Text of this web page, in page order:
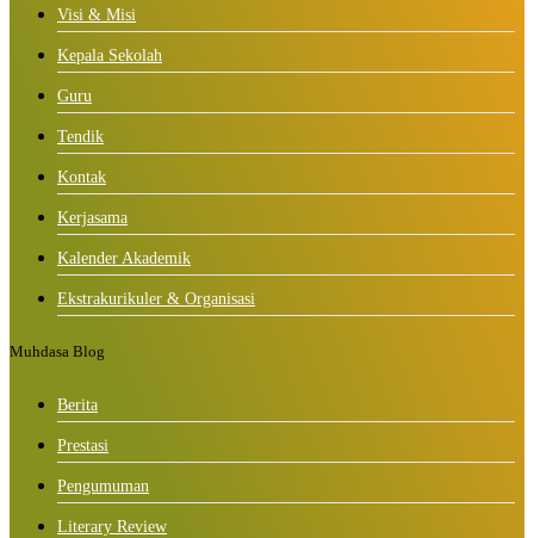
Visi & Misi
Kepala Sekolah
Guru
Tendik
Kontak
Kerjasama
Kalender Akademik
Ekstrakurikuler & Organisasi
Muhdasa Blog
Berita
Prestasi
Pengumuman
Literary Review